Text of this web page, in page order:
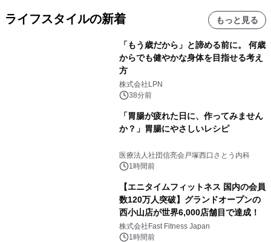
ライフスタイルの新着 もっと見る
「もう歳だから」と諦める前に。 何歳
からでも健やかな身体を目指せる考え
方
株式会社LPN
38分前
「胃腸が疲れた日に、作ってみません
か？」胃腸にやさしいレシピ
医療法人社団信亮会戸塚西口さとう内科
1時間前
【エニタイムフィットネス 国内の会員
数120万人突破】グランドオープンの
西小山店が世界6,000店舗目で達成！
株式会社Fast Fitness Japan
1時間前